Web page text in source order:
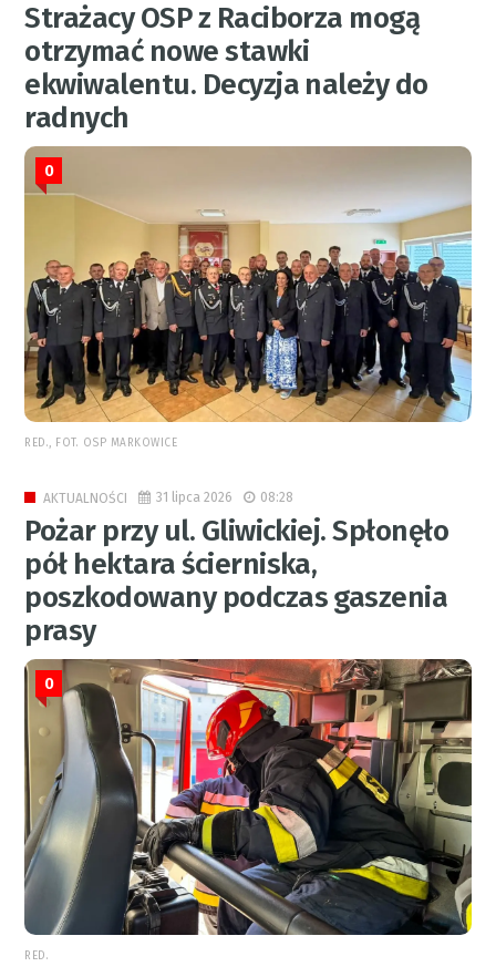
Strażacy OSP z Raciborza mogą
otrzymać nowe stawki
ekwiwalentu. Decyzja należy do
radnych
0
RED., FOT. OSP MARKOWICE
AKTUALNOŚCI 31 lipca 2026 08:28
Pożar przy ul. Gliwickiej. Spłonęło
pół hektara ścierniska,
poszkodowany podczas gaszenia
prasy
0
RED.